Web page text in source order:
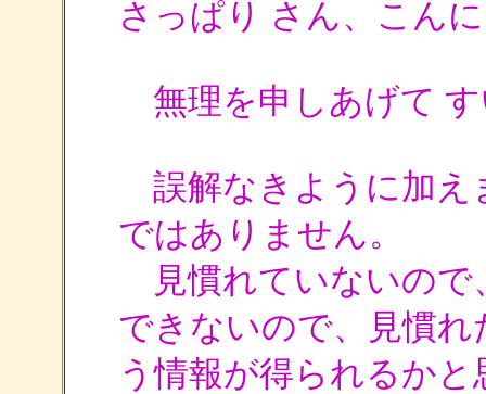
さっぱり さん、こん
無理を申しあげて
誤解なきように加え
ではありません。
見慣れていないので
できないので、見慣
う情報が得られるか